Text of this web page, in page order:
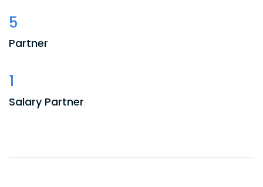
5
Partner
1
Salary Partner